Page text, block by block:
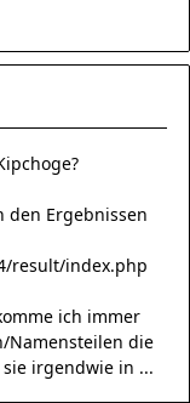
den Ergebnissen
result/index.php
ich immer
Namensteilen die
irgendwie in ...